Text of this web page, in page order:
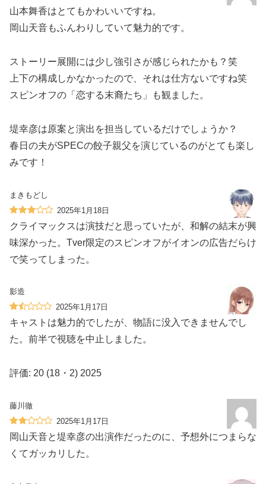
山本舞香はとてもかわいいですね。
岡山天音もふんわりしていて魅力的です。
ストーリー展開には少し強引さが感じられたかも？笑
上下の構成しかなかったので、それは仕方ないですね笑
スピンオフの「恋する末裔たち」も観ました。
堤幸彦は原案と演出を担当しているだけでしょうか？
春日の夫がSPECの餃子親父を演じているのがとても楽し
みです！
まきもどし
2025年1月18日
クライマックスは演技だと思っていたが、和解の結末が興
味深かった。Tver限定のスピンオフがイオンの広告だらけ
で笑ってしまった。
影造
2025年1月17日
キャストは魅力的でしたが、物語に没入できませんでし
た。前半で視聴を中止しました。
評価: 20 (18・2) 2025
藤川徹
2025年1月17日
岡山天音と堤幸彦の出演作だったのに、予想外につまらな
くてガッカリした。